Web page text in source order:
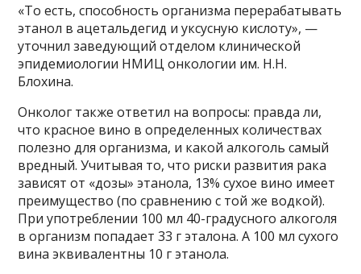
«То есть, способность организма перерабатывать
этанол в ацетальдегид и уксусную кислоту», —
уточнил заведующий отделом клинической
эпидемиологии НМИЦ онкологии им. Н.Н.
Блохина.
Онколог также ответил на вопросы: правда ли,
что красное вино в определенных количествах
полезно для организма, и какой алкоголь самый
вредный. Учитывая то, что риски развития рака
зависят от «дозы» этанола, 13% сухое вино имеет
преимущество (по сравнению с той же водкой).
При употреблении 100 мл 40-градусного алкоголя
в организм попадает 33 г эталона. А 100 мл сухого
вина эквивалентны 10 г этанола.